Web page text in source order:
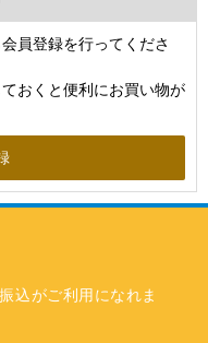
員登録を行ってくださ
おくと便利にお買い物が
込がご利用になれま